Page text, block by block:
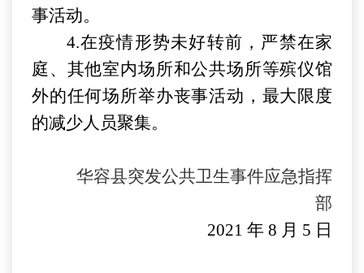
事活动。
4.在疫情形势未好转前，严禁在家
庭、其他室内场所和公共场所等殡仪馆
外的任何场所举办丧事活动，最大限度
的减少人员聚集。
华容县突发公共卫生事件应急指挥
部
2021 年 8 月 5 日